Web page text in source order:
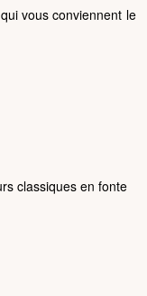
vous conviennent le
classiques en fonte